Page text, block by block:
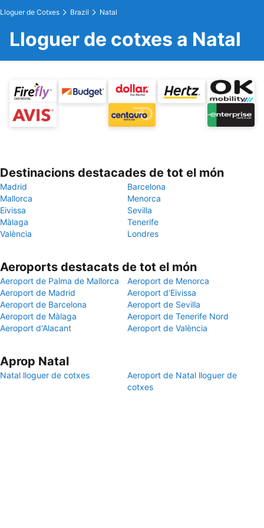
Lloguer de Cotxes Brazil Natal
Lloguer de cotxes a Natal
Destinacions destacades de tot el món
Madrid
Barcelona
Mallorca
Menorca
Eivissa
Sevilla
Màlaga
Tenerife
València
Londres
Aeroports destacats de tot el món
Aeroport de Palma de Mallorca
Aeroport de Menorca
Aeroport de Madrid
Aeroport d'Eivissa
Aeroport de Barcelona
Aeroport de Sevilla
Aeroport de Màlaga
Aeroport de Tenerife Nord
Aeroport d'Alacant
Aeroport de València
Aprop Natal
Natal lloguer de cotxes
Aeroport de Natal lloguer de
cotxes